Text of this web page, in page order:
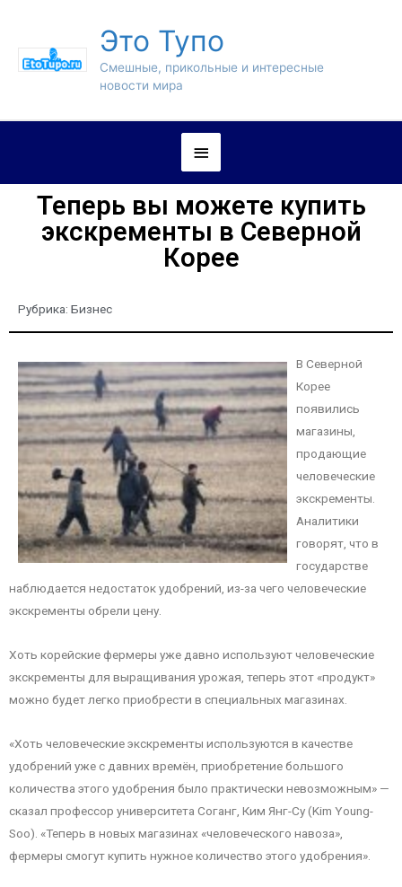
Это Тупо
Смешные, прикольные и интересные
новости мира
Теперь вы можете купить
экскременты в Северной
Корее
Рубрика: Бизнес
В Северной
Корее
появились
магазины,
продающие
человеческие
экскременты.
Аналитики
говорят, что в
государстве
наблюдается недостаток удобрений, из-за чего человеческие
экскременты обрели цену.
Хоть корейские фермеры уже давно используют человеческие
экскременты для выращивания урожая, теперь этот «продукт»
можно будет легко приобрести в специальных магазинах.
«Хоть человеческие экскременты используются в качестве
удобрений уже с давних времён, приобретение большого
количества этого удобрения было практически невозможным» —
сказал профессор университета Соганг, Ким Янг-Су (Kim Young-
Soo). «Теперь в новых магазинах «человеческого навоза»,
фермеры смогут купить нужное количество этого удобрения».